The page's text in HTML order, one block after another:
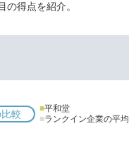
得点を紹介。
較 ■平和堂
■ランクイン企業の平均